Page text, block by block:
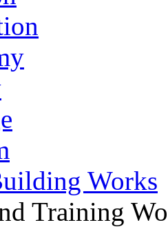
Works
Training